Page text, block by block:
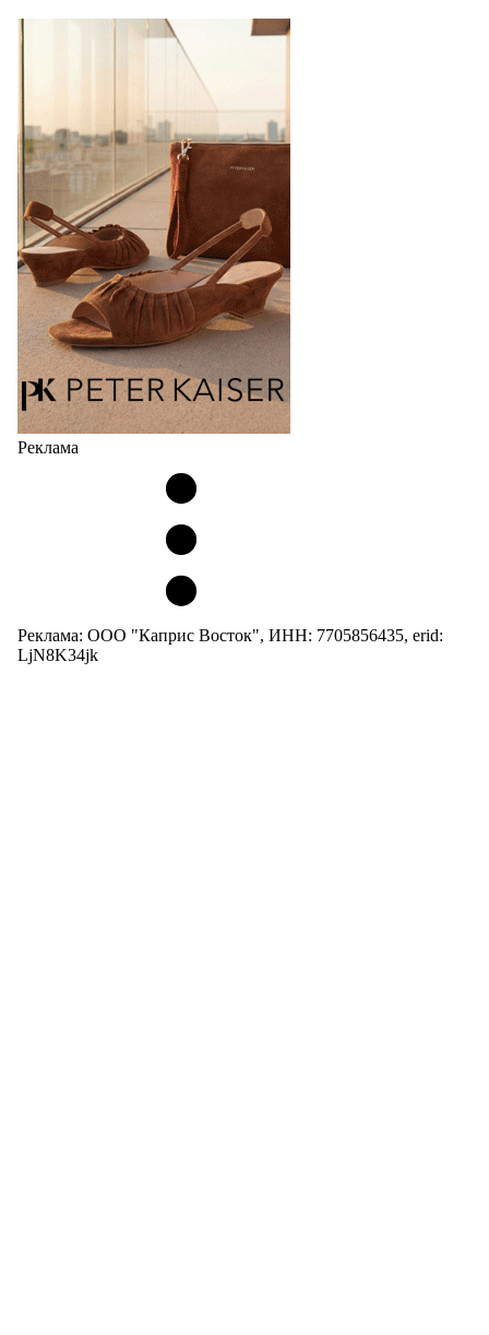
Реклама
Реклама: ООО "Каприс Восток", ИНН: 7705856435, erid:
LjN8K34jk